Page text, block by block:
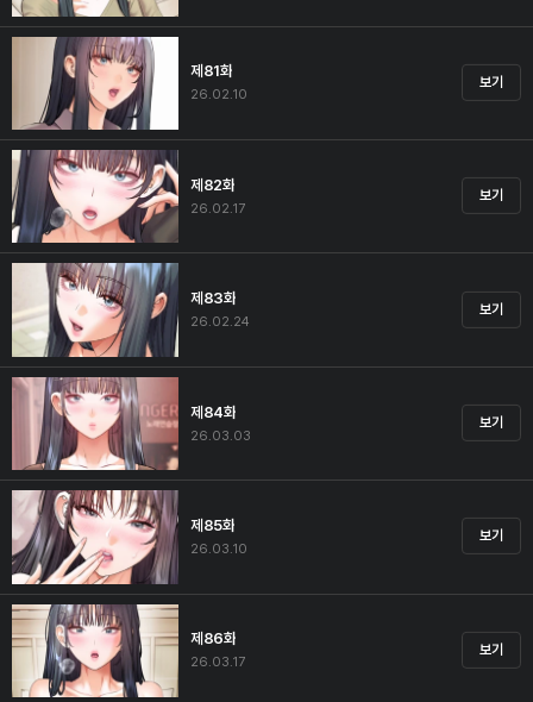
제81화
26.02.10
보기
제82화
26.02.17
보기
제83화
26.02.24
보기
제84화
26.03.03
보기
제85화
26.03.10
보기
제86화
26.03.17
보기